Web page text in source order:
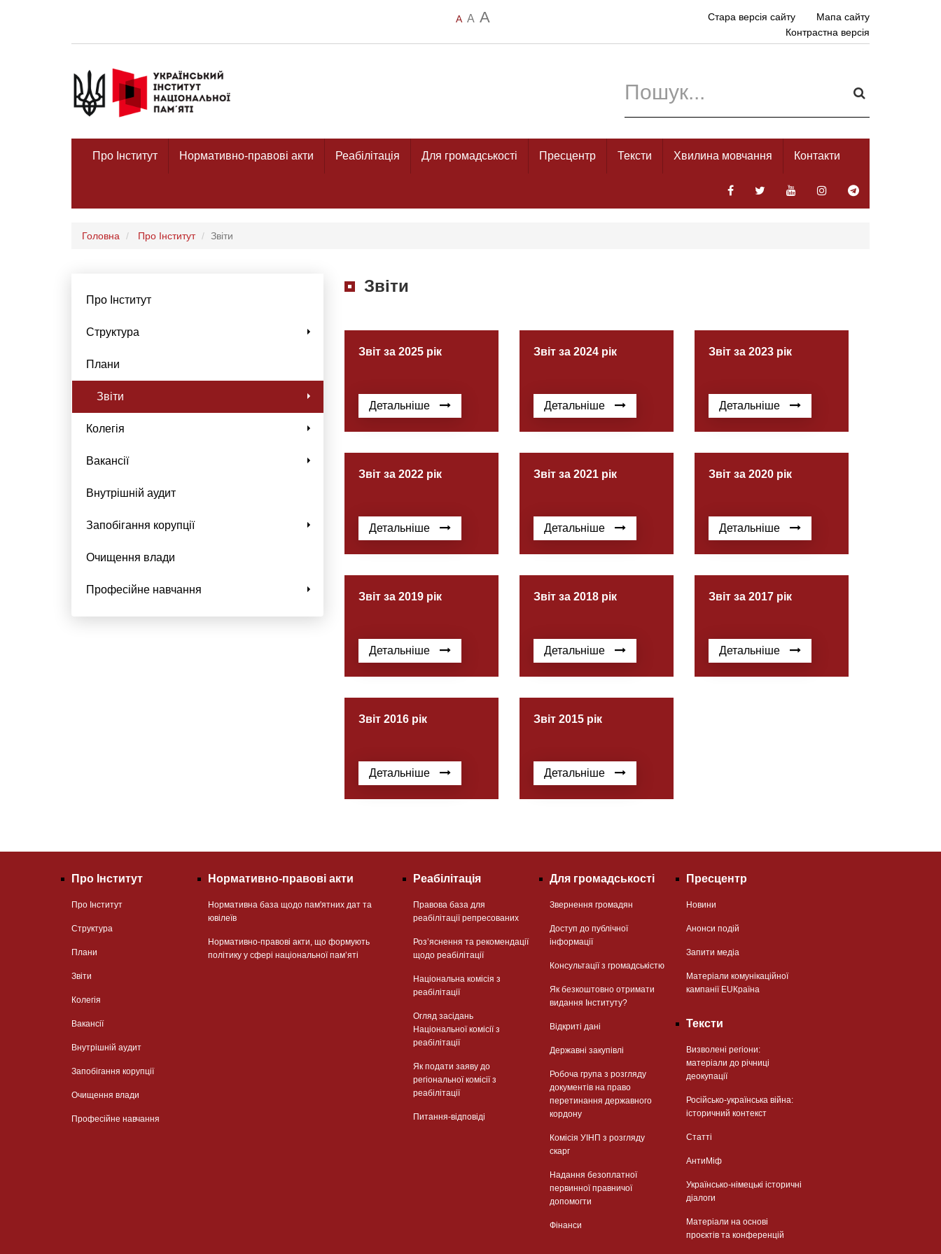
A A A Стара версія сайту
Мапа сайту
Контрастна версія
Про Інститут Нормативно-правові акти Реабілітація Для громадськості Пресцентр Тексти Хвилина мовчання Контакти
Головна Про Інститут Звіти
Про Інститут
Структура
Плани
Звіти
Колегія
Вакансії
Внутрішній аудит
Запобігання корупції
Очищення влади
Професійне навчання
Звіти
Звіт за 2025 рік
Детальніше
Звіт за 2024 рік
Детальніше
Звіт за 2023 рік
Детальніше
Звіт за 2022 рік
Детальніше
Звіт за 2021 рік
Детальніше
Звіт за 2020 рік
Детальніше
Звіт за 2019 рік
Детальніше
Звіт за 2018 рік
Детальніше
Звіт за 2017 рік
Детальніше
Звіт 2016 рік
Детальніше
Звіт 2015 рік
Детальніше
Про Інститут
Про Інститут
Структура
Плани
Звіти
Колегія
Вакансії
Внутрішній аудит
Запобігання корупції
Очищення влади
Професійне навчання
Нормативно-правові акти
Нормативна база щодо пам'ятних дат та
ювілеїв
Нормативно-правові акти, що формують
політику у сфері національної памʼяті
Реабілітація
Правова база для
реабілітації репресованих
Розʼяснення та рекомендації
щодо реабілітації
Національна комісія з
реабілітації
Огляд засідань
Національної комісії з
реабілітації
Як подати заяву до
регіональної комісії з
реабілітації
Питання-відповіді
Для громадськості
Звернення громадян
Доступ до публічної
інформації
Консультації з громадськістю
Як безкоштовно отримати
видання Інституту?
Відкриті дані
Державні закупівлі
Робоча група з розгляду
документів на право
перетинання державного
кордону
Комісія УІНП з розгляду
скарг
Надання безоплатної
первинної правничої
допомогти
Фінанси
Пресцентр
Новини
Анонси подій
Запити медіа
Матеріали комунікаційної
кампанії EUКраїна
Тексти
Визволені регіони:
матеріали до річниці
деокупації
Російсько-українська війна:
історичний контекст
Статті
АнтиМіф
Українсько-німецькі історичні
діалоги
Матеріали на основі
проєктів та конференцій